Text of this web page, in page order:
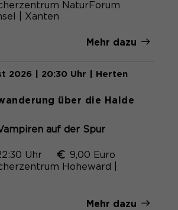
NaturForum
| Xanten
Mehr dazu
2026 | 20:30 Uhr | Herten
über die Halde
auf der Spur
Uhr
9,00 Euro
Hoheward |
Mehr dazu